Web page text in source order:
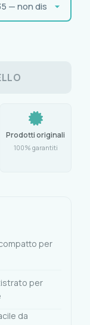
Prodotti originali
100% garantiti
per
per
da